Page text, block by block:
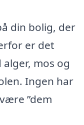
din bolig, der
er det
mos og
Ingen har
”dem